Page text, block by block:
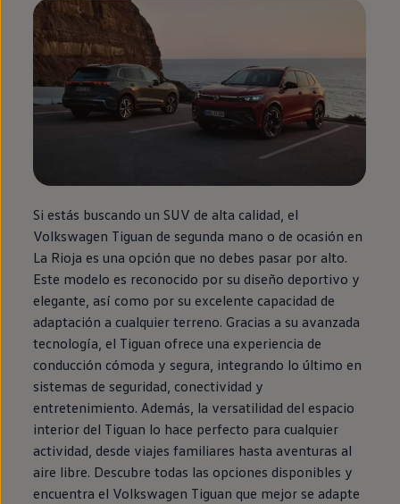
Si estás buscando un SUV de alta calidad, el
Volkswagen Tiguan de segunda mano o de ocasión en
La Rioja es una opción que no debes pasar por alto.
Este modelo es reconocido por su diseño deportivo y
elegante, así como por su excelente capacidad de
adaptación a cualquier terreno. Gracias a su avanzada
tecnología, el Tiguan ofrece una experiencia de
conducción cómoda y segura, integrando lo último en
sistemas de seguridad, conectividad y
entretenimiento. Además, la versatilidad del espacio
interior del Tiguan lo hace perfecto para cualquier
actividad, desde viajes familiares hasta aventuras al
aire libre. Descubre todas las opciones disponibles y
encuentra el Volkswagen Tiguan que mejor se adapte